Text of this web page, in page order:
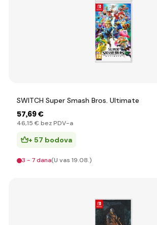
SWITCH Super Smash Bros. Ultimate
57,69 €
46,15 € bez PDV-a
+ 57 bodova
3 - 7 dana(U vas 19.08.)